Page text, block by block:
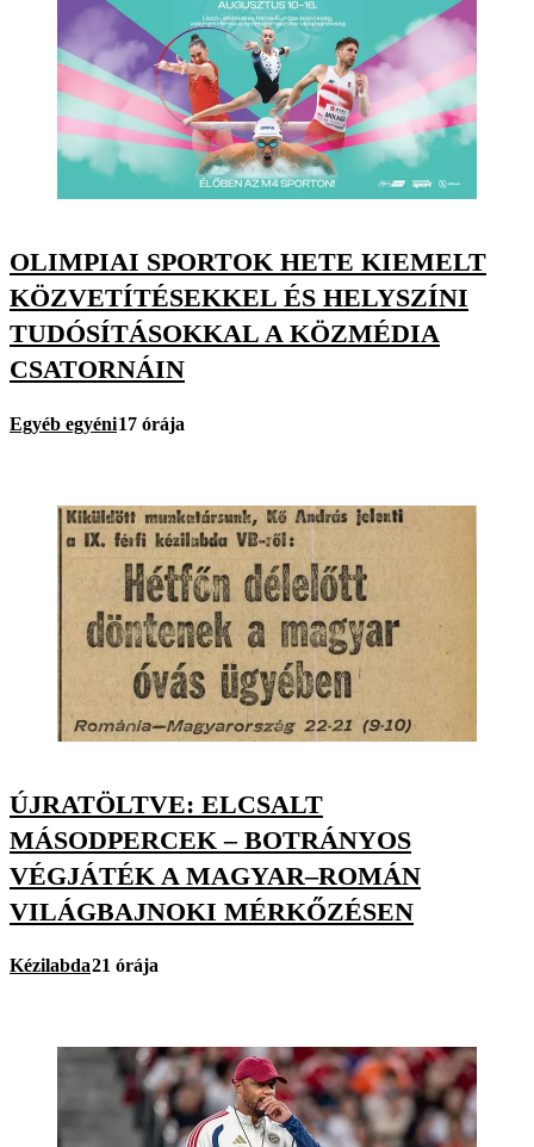
OLIMPIAI SPORTOK HETE KIEMELT
KÖZVETÍTÉSEKKEL ÉS HELYSZÍNI
TUDÓSÍTÁSOKKAL A KÖZMÉDIA
CSATORNÁIN
Egyéb egyéni17 órája
ÚJRATÖLTVE: ELCSALT
MÁSODPERCEK – BOTRÁNYOS
VÉGJÁTÉK A MAGYAR–ROMÁN
VILÁGBAJNOKI MÉRKŐZÉSEN
Kézilabda21 órája